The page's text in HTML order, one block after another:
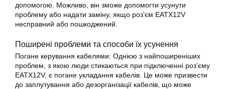
допомогою. Можливо, він зможе допомогти усунути
проблему або надати заміну, якщо роз’єм EATX12V
несправний або пошкоджений.
Поширені проблеми та способи їх усунення
Погане керування кабелями: Однією з найпоширеніших
проблем, з якою люди стикаються при підключенні роз’єму
EATX12V, є погане укладання кабелів. Це може призвести
до заплутування або дезорганізації кабелів, що може